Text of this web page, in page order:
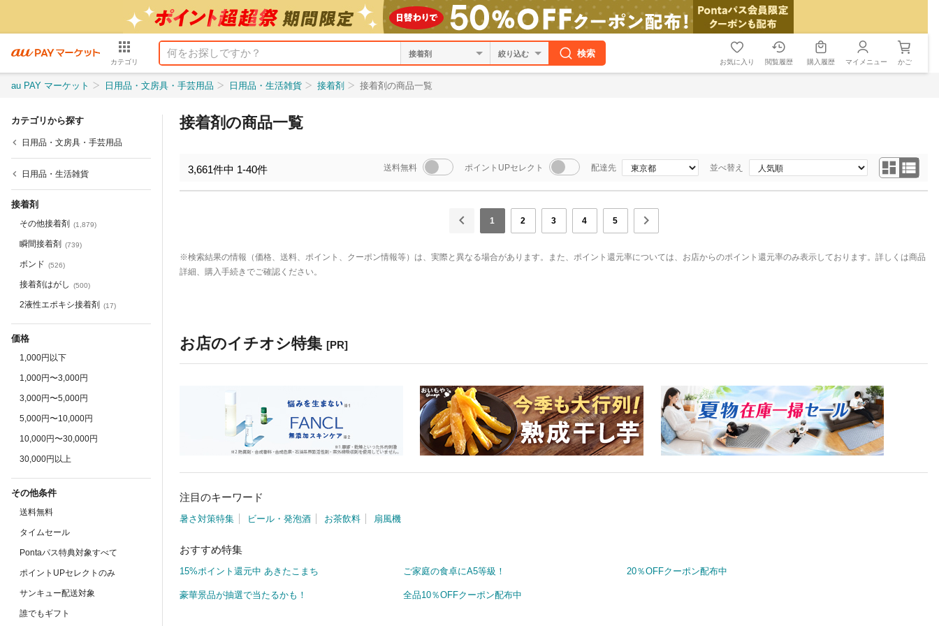
カテゴリ
絞り込む 検索
お気に入り 閲覧履歴 購入履歴 マイメニュー かご
au PAY マーケット 日用品・文房具・手芸用品 日用品・生活雑貨 接着剤 接着剤の商品一覧
カテゴリから探す
日用品・文房具・手芸用品
日用品・生活雑貨
接着剤
その他接着剤 (1,879)
瞬間接着剤 (739)
ボンド (526)
接着剤はがし (500)
2液性エポキシ接着剤 (17)
価格
1,000円以下
1,000円〜3,000円
3,000円〜5,000円
5,000円〜10,000円
10,000円〜30,000円
30,000円以上
その他条件
送料無料
タイムセール
Pontaパス特典対象すべて
ポイントUPセレクトのみ
サンキュー配送対象
誰でもギフト
接着剤の商品一覧
3,661件中 1-40件 送料無料 ポイントUPセレクト 配達先 並べ替え
1 2 3 4 5
※検索結果の情報（価格、送料、ポイント、クーポン情報等）は、実際と異なる場合があります。また、ポイント還元率については、お店からのポイント還元率のみ表示しております。詳しくは商品
詳細、購入手続きでご確認ください。
お店のイチオシ特集 [PR]
注目のキーワード
暑さ対策特集 ビール・発泡酒 お茶飲料 扇風機
おすすめ特集
15%ポイント還元中 あきたこまち ご家庭の食卓にA5等級！ 20％OFFクーポン配布中
豪華景品が抽選で当たるかも！ 全品10％OFFクーポン配布中